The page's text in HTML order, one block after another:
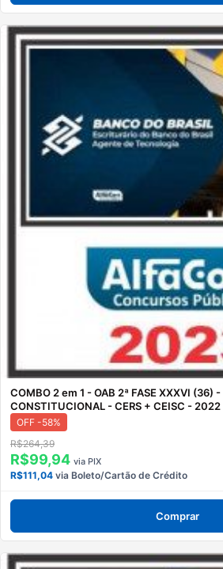
COMBO 2 em 1 - OAB 2ª FASE XXXVI (36) -
CONSTITUCIONAL - CERS + CEISC - 2022
OFF -58%
R$264,39
R$99,94 via PIX
R$111,04 via Boleto/Cartão de Crédito
Comprar